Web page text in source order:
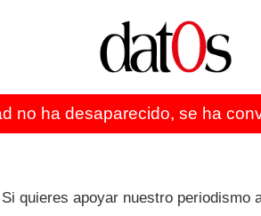
no ha desaparecido, se ha
Si quieres apoyar nuestro periodismo